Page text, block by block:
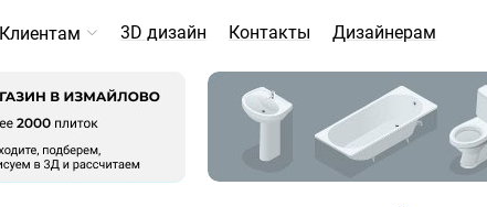
Клиентам 3D дизайн Контакты Дизайнерам